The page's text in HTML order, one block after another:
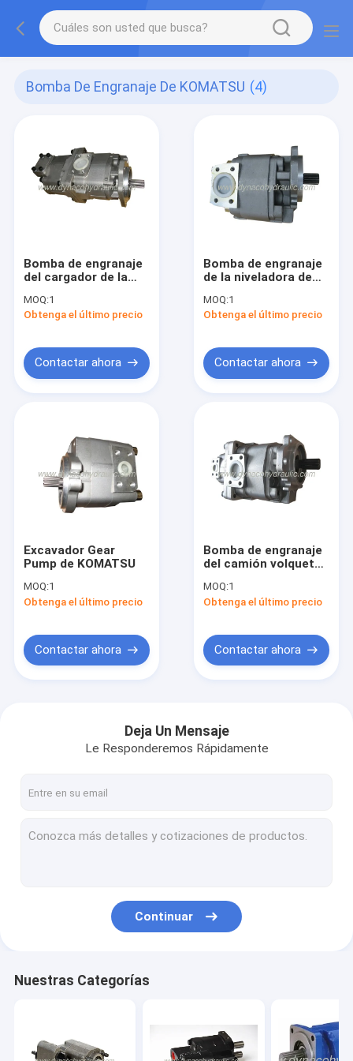
Bomba De Engranaje De KOMATSU (4)
Bomba de engranaje
del cargador de la
MOQ:1
Obtenga el último precio
Contactar ahora
Bomba de engranaje
de la niveladora de
MOQ:1
Obtenga el último precio
Contactar ahora
Excavador Gear
Pump de KOMATSU
MOQ:1
Obtenga el último precio
Contactar ahora
Bomba de engranaje
del camión volquete
MOQ:1
Obtenga el último precio
Contactar ahora
Deja Un Mensaje
Le Responderemos Rápidamente
Continuar
Nuestras Categorías